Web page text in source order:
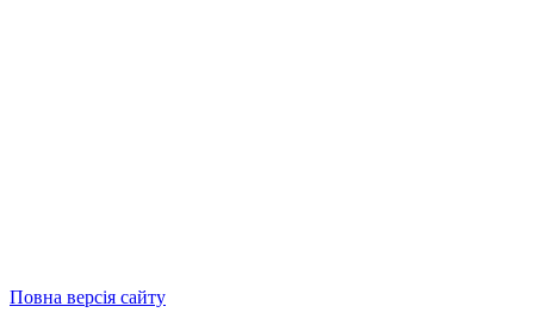
Повна версія сайту